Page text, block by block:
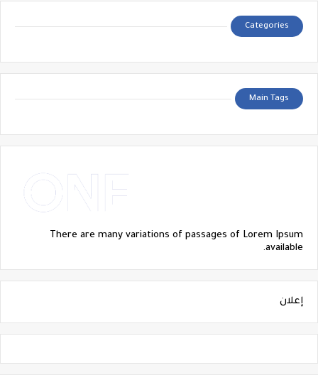
Categories
Main Tags
There are many variations of passages of Lorem Ipsum
available.
إعلان